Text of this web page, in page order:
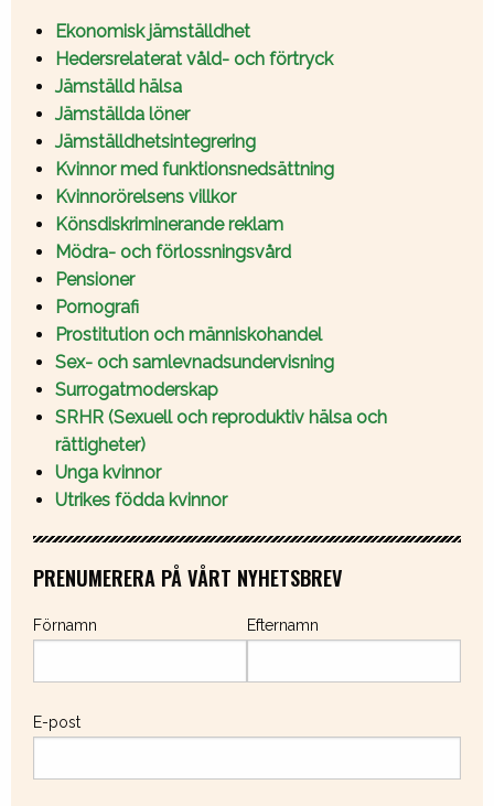
Ekonomisk jämställdhet
Hedersrelaterat våld- och förtryck
Jämställd hälsa
Jämställda löner
Jämställdhetsintegrering
Kvinnor med funktionsnedsättning
Kvinnorörelsens villkor
Könsdiskriminerande reklam
Mödra- och förlossningsvård
Pensioner
Pornografi
Prostitution och människohandel
Sex- och samlevnadsundervisning
Surrogatmoderskap
SRHR (Sexuell och reproduktiv hälsa och
rättigheter)
Unga kvinnor
Utrikes födda kvinnor
PRENUMERERA PÅ VÅRT NYHETSBREV
Förnamn Efternamn
E-post